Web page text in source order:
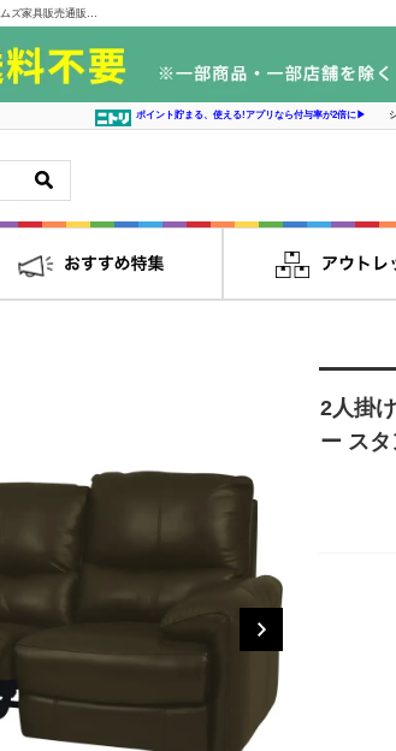
2人掛け右電動リクライニングソファ(ジャファー スタンダードタイプ NB GR) <N>｜インテリアの島忠・ホームズ家具販売通販サイト シマホネット
ポイント貯まる、使える!アプリなら付与率が2倍に▶
2人掛
ー ス